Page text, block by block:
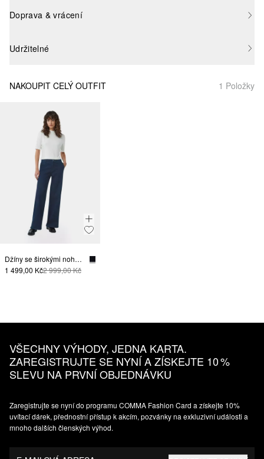
Doprava & vrácení
Udržitelné
NAKOUPIT CELÝ OUTFIT 1 Položky
Džíny se širokými nohavicemi
1 499,00 Kč2 999,00 Kč
VŠECHNY VÝHODY, JEDNA KARTA.
ZAREGISTRUJTE SE NYNÍ A ZÍSKEJTE 10 %
SLEVU NA PRVNÍ OBJEDNÁVKU
Zaregistrujte se nyní do programu COMMA Fashion Card a získejte 10%
uvítací dárek, přednostní přístup k akcím, pozvánky na exkluzivní události a
mnoho dalších členských výhod.